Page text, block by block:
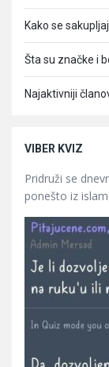
Kako se
Šta su značke i
Najaktivniji
VIBER KVIZ
Pridruži se
ponešto iz